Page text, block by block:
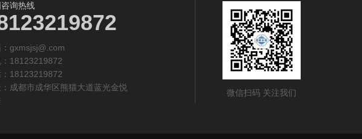
微信扫码 关注我们
询热线
gxmsjsj@.com‬
18123219872
：18123219872
成都市成华区熊猫大道蓝光金悦